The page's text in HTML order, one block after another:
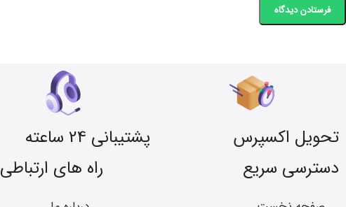
تحویل اکسپرس پشتیبانی 24 ساعته
دسترسی سریع
راه های ارتباطی